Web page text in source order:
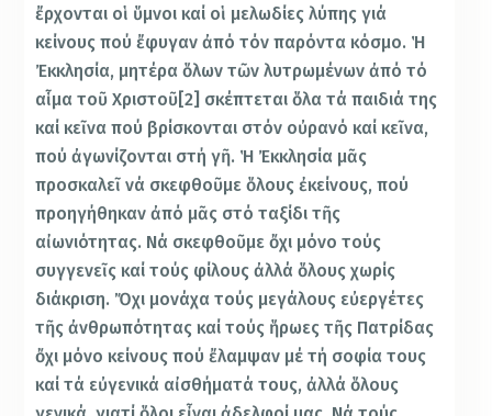
ἔρχονται οἱ ὕμνοι καί οἱ μελωδίες λύπης γιά
κείνους πού ἔφυγαν ἀπό τόν παρόντα κόσμο. Ἡ
Ἐκκλησία, μητέρα ὅλων τῶν λυτρωμένων ἀπό τό
αἷμα τοῦ Χριστοῦ[2] σκέπτεται ὅλα τά παιδιά της
καί κεῖνα πού βρίσκονται στόν οὐρανό καί κεῖνα,
πού ἀγωνίζονται στή γῆ. Ἡ Ἐκκλησία μᾶς
προσκαλεῖ νά σκεφθοῦμε ὅλους ἐκείνους, πού
προηγήθηκαν ἀπό μᾶς στό ταξίδι τῆς
αἰωνιότητας. Νά σκεφθοῦμε ὄχι μόνο τούς
συγγενεῖς καί τούς φίλους ἀλλά ὅλους χωρίς
διάκριση. Ὄχι μονάχα τούς μεγάλους εὐεργέτες
τῆς ἀνθρωπότητας καί τούς ἥρωες τῆς Πατρίδας
ὄχι μόνο κείνους πού ἔλαμψαν μέ τή σοφία τους
καί τά εὐγενικά αἰσθήματά τους, ἀλλά ὅλους